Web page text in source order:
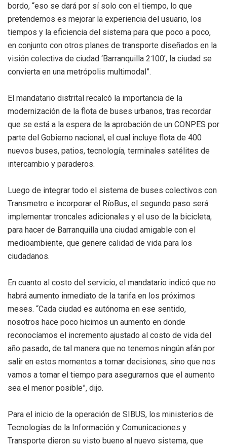
bordo, “eso se dará por sí solo con el tiempo, lo que
pretendemos es mejorar la experiencia del usuario, los
tiempos y la eficiencia del sistema para que poco a poco,
en conjunto con otros planes de transporte diseñados en la
visión colectiva de ciudad ‘Barranquilla 2100’, la ciudad se
convierta en una metrópolis multimodal”.
El mandatario distrital recalcó la importancia de la
modernización de la flota de buses urbanos, tras recordar
que se está a la espera de la aprobación de un CONPES por
parte del Gobierno nacional, el cual incluye flota de 400
nuevos buses, patios, tecnología, terminales satélites de
intercambio y paraderos.
Luego de integrar todo el sistema de buses colectivos con
Transmetro e incorporar el RíoBus, el segundo paso será
implementar troncales adicionales y el uso de la bicicleta,
para hacer de Barranquilla una ciudad amigable con el
medioambiente, que genere calidad de vida para los
ciudadanos.
En cuanto al costo del servicio, el mandatario indicó que no
habrá aumento inmediato de la tarifa en los próximos
meses. “Cada ciudad es autónoma en ese sentido,
nosotros hace poco hicimos un aumento en donde
reconocíamos el incremento ajustado al costo de vida del
año pasado, de tal manera que no tenemos ningún afán por
salir en estos momentos a tomar decisiones, sino que nos
vamos a tomar el tiempo para asegurarnos que el aumento
sea el menor posible”, dijo.
Para el inicio de la operación de SIBUS, los ministerios de
Tecnologías de la Información y Comunicaciones y
Transporte dieron su visto bueno al nuevo sistema, que